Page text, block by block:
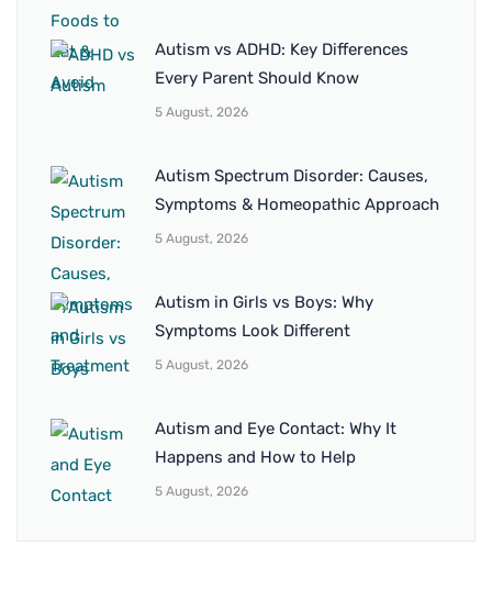
Autism vs ADHD: Key Differences
Every Parent Should Know
5 August, 2026
Autism Spectrum Disorder: Causes,
Symptoms & Homeopathic Approach
5 August, 2026
Autism in Girls vs Boys: Why
Symptoms Look Different
5 August, 2026
Autism and Eye Contact: Why It
Happens and How to Help
5 August, 2026